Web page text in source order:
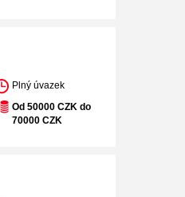
Plný úvazek
Od 50000 CZK do
70000 CZK